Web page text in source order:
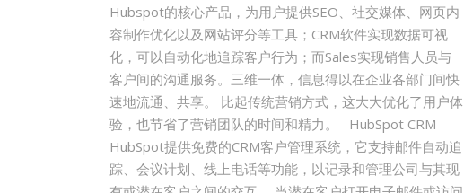
Hubspot的核心产品，为用户提供SEO、社交媒体、网页内
容制作优化以及网站评分等工具；CRM软件实现数据可视
化，可以自动化地追踪客户行为；而Sales实现销售人员与
客户间的沟通服务。三维一体，信息得以在企业各部门间快
速地流通、共享。 比起传统营销方式，这大大优化了用户体
验，也节省了营销团队的时间和精力。 HubSpot CRM
HubSpot提供免费的CRM客户管理系统，它支持邮件自动追
踪、会议计划、线上电话等功能，以记录和管理公司与其现